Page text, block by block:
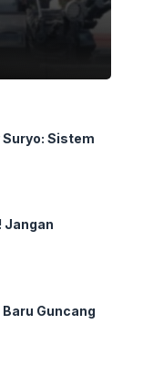
Sistem
Jangan
Guncang